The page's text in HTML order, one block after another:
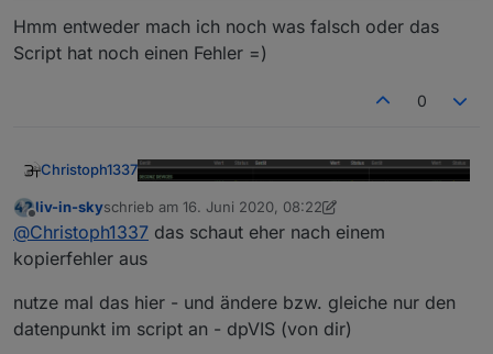
Hmm entweder mach ich noch was falsch oder das
Script hat noch einen Fehler =)
0
Christoph1337
Offline
liv-in-skyschrieb am 16. Juni 2020, 08:22
zuletzt editiert von liv-in-sky
@Christoph1337 das schaut eher nach einem
kopierfehler aus
nutze mal das hier - und ändere bzw. gleiche nur den
datenpunkt im script an - dpVIS (von dir)